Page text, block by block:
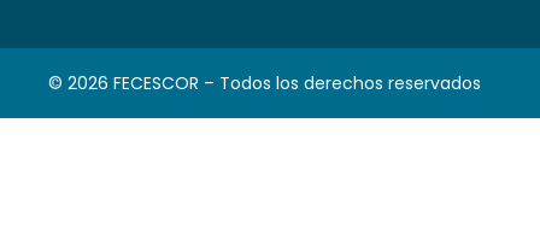
© 2026 FECESCOR – Todos los derechos reservados